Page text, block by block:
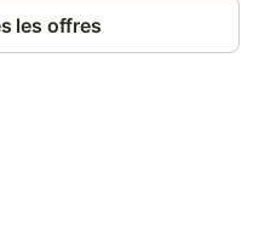
les offres